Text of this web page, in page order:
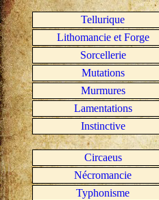
Tellurique
Lithomancie et Forge
Sorcellerie
Mutations
Murmures
Lamentations
Instinctive
Circaeus
Nécromancie
Typhonisme